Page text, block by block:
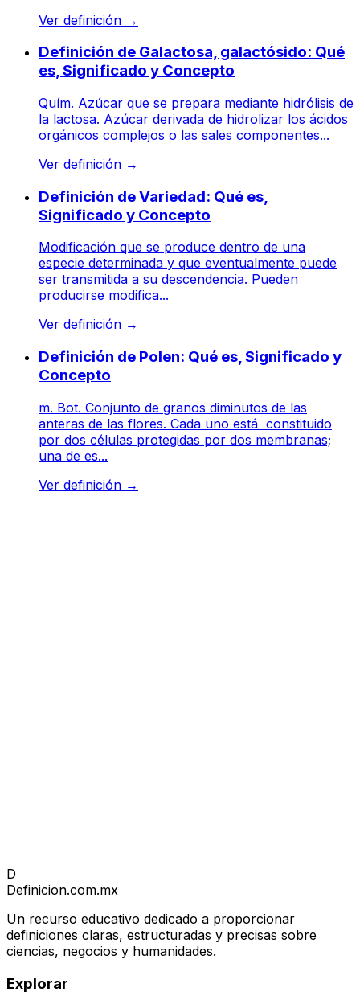
Ver definición →
Definición de Galactosa, galactósido: Qué
es, Significado y Concepto
Quím. Azúcar que se prepara mediante hidrólisis de
la lactosa. Azúcar derivada de hidrolizar los ácidos
orgánicos complejos o las sales componentes...
Ver definición →
Definición de Variedad: Qué es,
Significado y Concepto
Modificación que se produce dentro de una
especie determinada y que eventualmente puede
ser transmitida a su descendencia. Pueden
producirse modifica...
Ver definición →
Definición de Polen: Qué es, Significado y
Concepto
m. Bot. Conjunto de granos diminutos de las
anteras de las flores. Cada uno está constituido
por dos células protegidas por dos membranas;
una de es...
Ver definición →
D
Definicion.com.mx
Un recurso educativo dedicado a proporcionar
definiciones claras, estructuradas y precisas sobre
ciencias, negocios y humanidades.
Explorar